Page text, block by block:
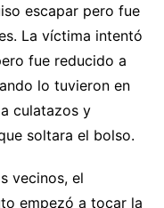
escapar pero fue
La víctima intentó
fue reducido a
lo tuvieron en
culatazos y
soltara el bolso.
vecinos, el
empezó a tocar la